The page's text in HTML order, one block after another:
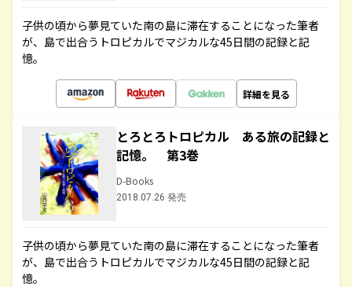
子供の頃から夢見ていた南の島に滞在することになった筆者
が、島で出合うトロピカルでマジカルな45日間の記録と記
憶。
詳細を見る
とろとろトロピカル ある旅の記録と
記憶。 第3巻
D-Books
2018.07.26 発売
子供の頃から夢見ていた南の島に滞在することになった筆者
が、島で出合うトロピカルでマジカルな45日間の記録と記
憶。